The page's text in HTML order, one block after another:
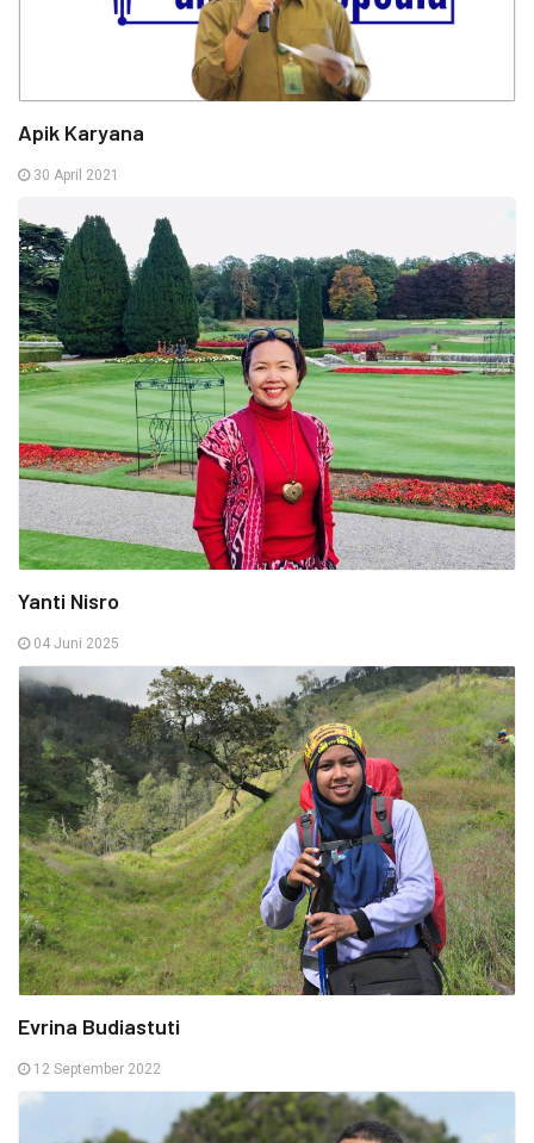
Apik Karyana
30 April 2021
Yanti Nisro
04 Juni 2025
Evrina Budiastuti
12 September 2022